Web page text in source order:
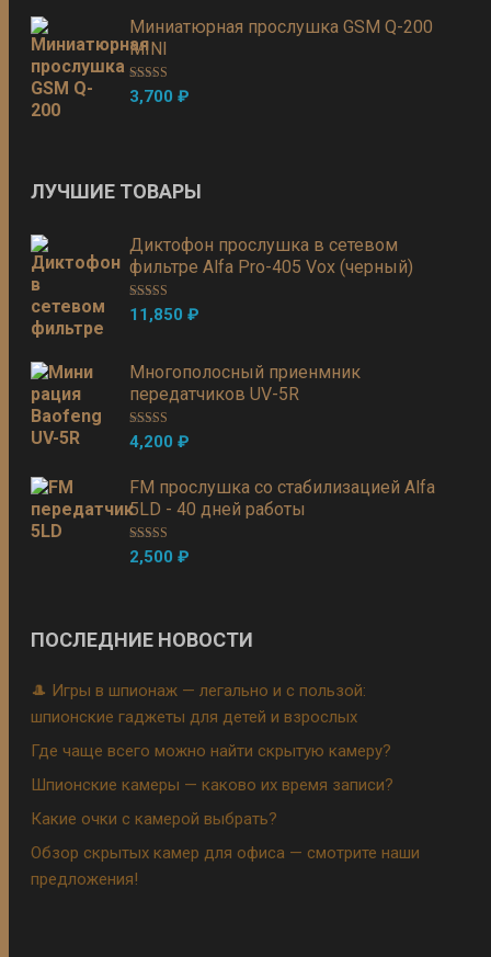
Миниатюрная прослушка GSM Q-200
MINI
Оценка 5.00
из 5
3,700₽
ЛУЧШИЕ ТОВАРЫ
Диктофон прослушка в сетевом
фильтре Alfa Pro-405 Vox (черный)
Оценка5.00
из 5
11,850₽
Многополосный приенмник
передатчиков UV-5R
Оценка 5.00
из 5
4,200₽
FM прослушка со стабилизацией Alfa
5LD - 40 дней работы
Оценка 5.00
из 5
2,500₽
ПОСЛЕДНИЕ НОВОСТИ
🎩 Игры в шпионаж — легально и с пользой:
шпионские гаджеты для детей и взрослых
Где чаще всего можно найти скрытую камеру?
Шпионские камеры — каково их время записи?
Какие очки с камерой выбрать?
Обзор скрытых камер для офиса — смотрите наши
предложения!